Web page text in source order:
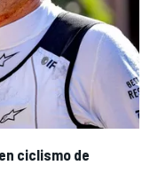
ciclismo de